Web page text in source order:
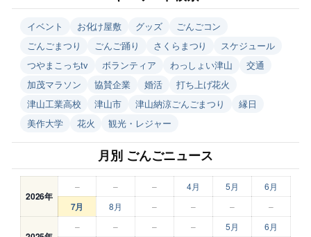
イベント お化け屋敷 グッズ
ごんごコン
ごんごまつり
ごんご踊り さくらまつり
スケジュール
つやまこっちtv
ボランティア わっしょい津山
交通
加茂マラソン
協賛企業 婚活
打ち上げ花火
津山工業高校
津山市 津山納涼ごんごまつり
縁日
美作大学
花火 観光・レジャー
月別 ごんごニュース
2026年
– – – 4月 5月 6月
7月 8月 – – – –
– – – – 5月
6月